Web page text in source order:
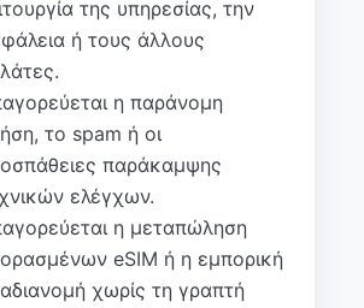
της υπηρεσίας, την
ή τους άλλους
η παράνομη
το spam ή οι
παράκαμψης
ελέγχων.
η μεταπώληση
eSIM ή η εμπορική
χωρίς τη γραπτή